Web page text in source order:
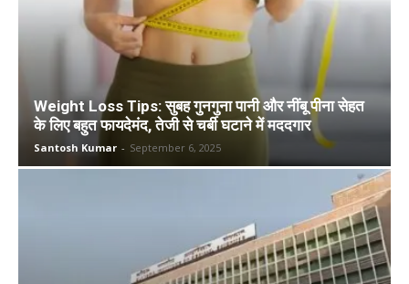
Weight Loss Tips: सुबह गुनगुना पानी और नींबू पीना सेहत
के लिए बहुत फायदेमंद, तेजी से चर्बी घटाने में मददगार
Santosh Kumar - September 6, 2025